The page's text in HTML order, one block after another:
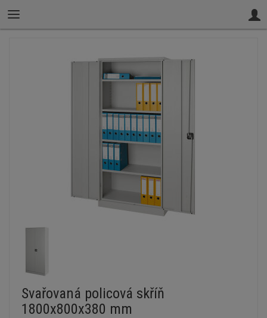
Svařovaná policová skříň
1800x800x380 mm